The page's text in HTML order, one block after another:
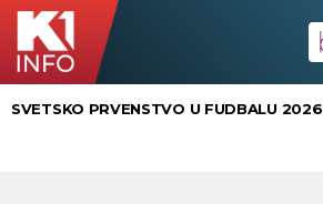
SVETSKO PRVENSTVO U FUDBALU 2026